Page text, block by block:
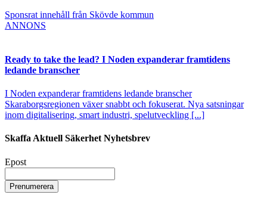
Sponsrat innehåll från Skövde kommun
ANNONS
Ready to take the lead? I Noden expanderar framtidens
ledande branscher
I Noden expanderar framtidens ledande branscher
Skaraborgsregionen växer snabbt och fokuserat. Nya satsningar
inom digitalisering, smart industri, spelutveckling [...]
Skaffa Aktuell Säkerhet Nyhetsbrev
Epost
Prenumerera